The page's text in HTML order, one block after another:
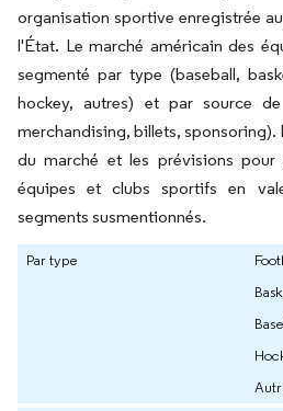
organisation sportive enregistrée
l'État. Le marché américain des
segmenté par type (baseball,
hockey, autres) et par source
merchandising, billets, sponsoring).
du marché et les prévisions pour
équipes et clubs sportifs en
segments susmentionnés.
Par type